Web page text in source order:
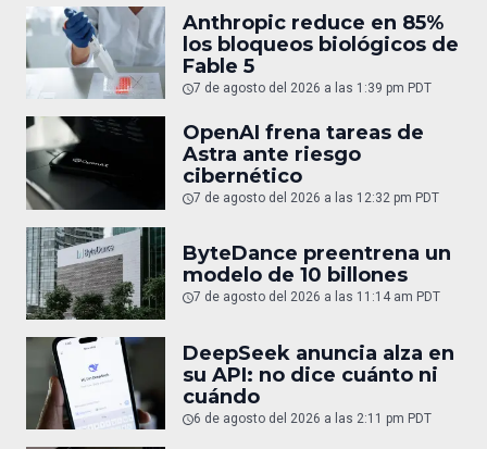
Anthropic reduce en 85%
los bloqueos biológicos de
Fable 5
7 de agosto del 2026 a las 1:39 pm PDT
OpenAI frena tareas de
Astra ante riesgo
cibernético
7 de agosto del 2026 a las 12:32 pm PDT
ByteDance preentrena un
modelo de 10 billones
7 de agosto del 2026 a las 11:14 am PDT
DeepSeek anuncia alza en
su API: no dice cuánto ni
cuándo
6 de agosto del 2026 a las 2:11 pm PDT